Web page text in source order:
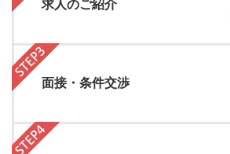
求人のご紹介
面接・条件交渉